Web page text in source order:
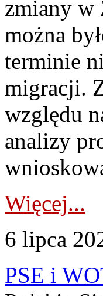
zmiany w
można
terminie
migracji.
względu
analizy
Więcej...
6 lipca
PSE i